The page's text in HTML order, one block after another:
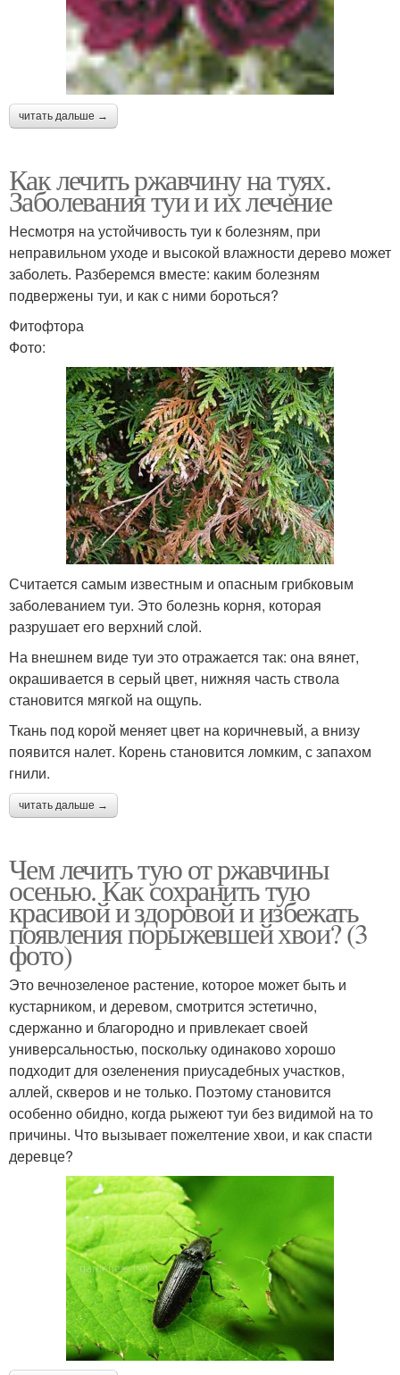
читать дальше →
Как лечить ржавчину на туях.
Заболевания туи и их лечение
Несмотря на устойчивость туи к болезням, при
неправильном уходе и высокой влажности дерево может
заболеть. Разберемся вместе: каким болезням
подвержены туи, и как с ними бороться?
Фитофтора
Фото:
Считается самым известным и опасным грибковым
заболеванием туи. Это болезнь корня, которая
разрушает его верхний слой.
На внешнем виде туи это отражается так: она вянет,
окрашивается в серый цвет, нижняя часть ствола
становится мягкой на ощупь.
Ткань под корой меняет цвет на коричневый, а внизу
появится налет. Корень становится ломким, с запахом
гнили.
читать дальше →
Чем лечить тую от ржавчины
осенью. Как сохранить тую
красивой и здоровой и избежать
появления порыжевшей хвои? (3
фото)
Это вечнозеленое растение, которое может быть и
кустарником, и деревом, смотрится эстетично,
сдержанно и благородно и привлекает своей
универсальностью, поскольку одинаково хорошо
подходит для озеленения приусадебных участков,
аллей, скверов и не только. Поэтому становится
особенно обидно, когда рыжеют туи без видимой на то
причины. Что вызывает пожелтение хвои, и как спасти
деревце?